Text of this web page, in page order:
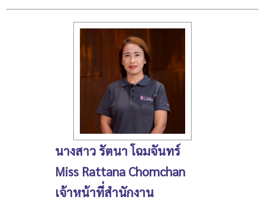
นางสาว รัตนา โฉมจันทร์
Miss Rattana Chomchan
เจ้าหน้าที่สำนักงาน